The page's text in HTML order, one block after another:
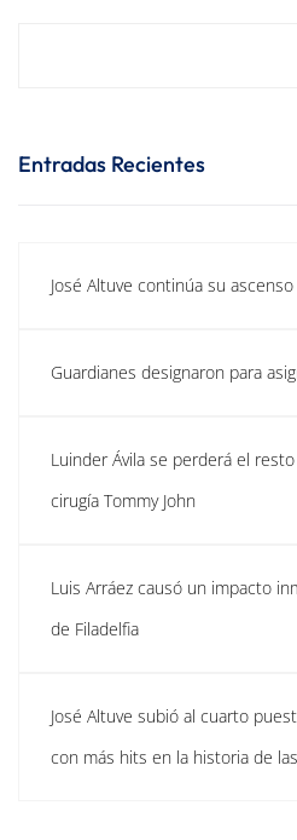
Entradas Recientes
José Altuve continúa su
Guardianes designaron para
Luinder Ávila se perderá el
cirugía Tommy John
Luis Arráez causó un impacto
de Filadelfia
José Altuve subió al cuarto
con más hits en la historia de